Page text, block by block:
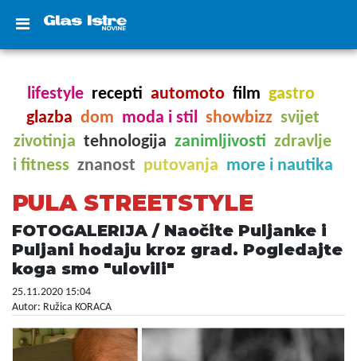
lifestyle recepti automoto film gastro
glazba dom moda i stil showbizz svijet
zivotinja tehnologija zanimljivosti zdravlje
i fitness znanost putovanja more i nautika
PULA STREETSTYLE
FOTOGALERIJA / Naočite Puljanke i
Puljani hodaju kroz grad. Pogledajte
koga smo "ulovili"
25.11.2020 15:04
Autor: Ružica KORACA